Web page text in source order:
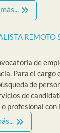
REMOTO
de
Para el cargo
de
de
profesional con
interesado en